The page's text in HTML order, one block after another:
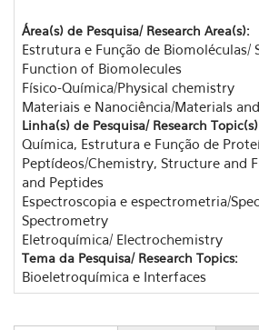
Área(s) de Pesquisa/ Research Area(s):
Estrutura e Função de Biomoléculas/
Function of Biomolecules
Físico-Química/Physical chemistry
Materiais e Nanociência/Materials
Linha(s) de Pesquisa/ Research
Química, Estrutura e Função de
Peptídeos/Chemistry, Structure and
and Peptides
Espectroscopia e espectrometria/
Spectrometry
Eletroquímica/ Electrochemistry
Tema da Pesquisa/ Research Topics:
Bioeletroquímica e Interfaces